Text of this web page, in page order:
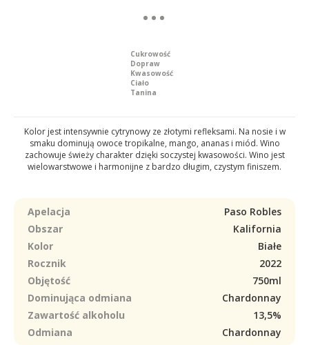
Cukrowość
Dopraw
Kwasowość
Ciało
Tanina
Kolor jest intensywnie cytrynowy ze złotymi refleksami. Na nosie i w
smaku dominują owoce tropikalne, mango, ananas i miód. Wino
zachowuje świeży charakter dzięki soczystej kwasowości. Wino jest
wielowarstwowe i harmonijne z bardzo długim, czystym finiszem.
Apelacja
Paso Robles
Obszar
Kalifornia
Kolor
Białe
Rocznik
2022
Objętość
750ml
Dominująca odmiana
Chardonnay
Zawartość alkoholu
13,5%
Odmiana
Chardonnay